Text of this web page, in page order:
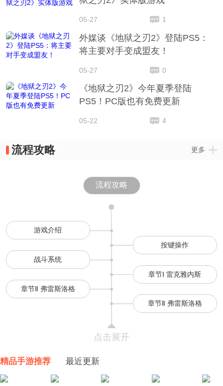
05-27 1
外媒谈《地狱之刃2》登陆PS5：
将主要对手变成盟友！
05-27 0
《地狱之刃2》今年夏季登陆
PS5！PC版也有免费更新
05-22 4
流程攻略 更多
流程攻略
游戏介绍
按键操作
战斗系统
章节Ⅰ 雷克雅内斯
章节Ⅱ 弗雷斯洛格
章节Ⅱ 弗雷斯洛格
点击展开
精品手游推荐 最近更新